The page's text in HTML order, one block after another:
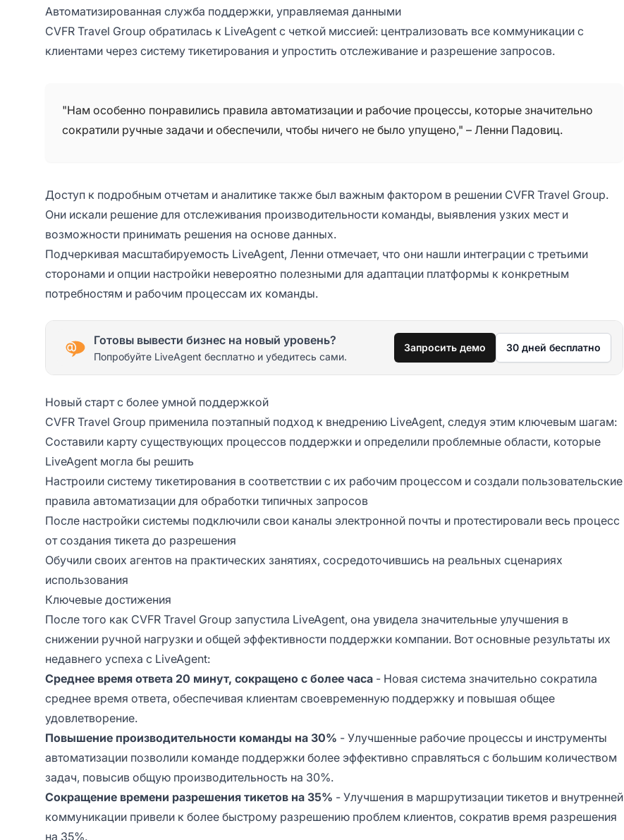
Автоматизированная служба поддержки, управляемая данными
CVFR Travel Group обратилась к LiveAgent с четкой миссией: централизовать все коммуникации с
клиентами через систему тикетирования и упростить отслеживание и разрешение запросов.
"Нам особенно понравились правила автоматизации и рабочие процессы, которые значительно
сократили ручные задачи и обеспечили, чтобы ничего не было упущено," – Ленни Падовиц.
Доступ к подробным отчетам и аналитике также был важным фактором в решении CVFR Travel Group.
Они искали решение для отслеживания производительности команды, выявления узких мест и
возможности принимать решения на основе данных.
Подчеркивая масштабируемость LiveAgent, Ленни отмечает, что они нашли интеграции с третьими
сторонами и опции настройки невероятно полезными для адаптации платформы к конкретным
потребностям и рабочим процессам их команды.
Готовы вывести бизнес на новый уровень?
Попробуйте LiveAgent бесплатно и убедитесь сами.
Запросить демо 30 дней бесплатно
Новый старт с более умной поддержкой
CVFR Travel Group применила поэтапный подход к внедрению LiveAgent, следуя этим ключевым шагам:
Составили карту существующих процессов поддержки и определили проблемные области, которые
LiveAgent могла бы решить
Настроили систему тикетирования в соответствии с их рабочим процессом и создали пользовательские
правила автоматизации для обработки типичных запросов
После настройки системы подключили свои каналы электронной почты и протестировали весь процесс
от создания тикета до разрешения
Обучили своих агентов на практических занятиях, сосредоточившись на реальных сценариях
использования
Ключевые достижения
После того как CVFR Travel Group запустила LiveAgent, она увидела значительные улучшения в
снижении ручной нагрузки и общей эффективности поддержки компании. Вот основные результаты их
недавнего успеха с LiveAgent:
Среднее время ответа 20 минут, сокращено с более часа - Новая система значительно сократила
среднее время ответа, обеспечивая клиентам своевременную поддержку и повышая общее
удовлетворение.
Повышение производительности команды на 30% - Улучшенные рабочие процессы и инструменты
автоматизации позволили команде поддержки более эффективно справляться с большим количеством
задач, повысив общую производительность на 30%.
Сокращение времени разрешения тикетов на 35% - Улучшения в маршрутизации тикетов и внутренней
коммуникации привели к более быстрому разрешению проблем клиентов, сократив время разрешения
на 35%.